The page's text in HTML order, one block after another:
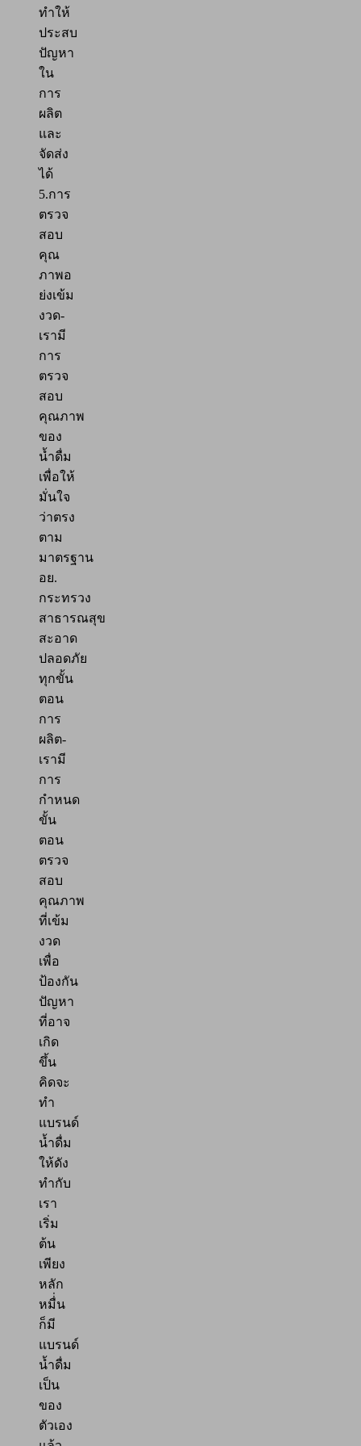
ทำให้
ประสบ
ปัญหา
ใน
การ
ผลิต
และ
จัดส่ง
ได้
5.การ
ตรวจ
สอบ
คุณ
ภาพอ
ย่งเข้ม
งวด-
เรามี
การ
ตรวจ
สอบ
คุณภาพ
ของ
น้ำดื่ม
เพื่อให้
มั่นใจ
ว่าตรง
ตาม
มาตรฐาน
อย.
กระทรวง
สาธารณสุข
สะอาด
ปลอดภัย
ทุกขั้น
ตอน
การ
ผลิต-
เรามี
การ
กำหนด
ขั้น
ตอน
ตรวจ
สอบ
คุณภาพ
ที่เข้ม
งวด
เพื่อ
ป้องกัน
ปัญหา
ที่อาจ
เกิด
ขึ้น
คิดจะ
ทำ
แบรนด์
น้ำดื่ม
ให้ดัง
ทำกับ
เรา
เริ่ม
ต้น
เพียง
หลัก
หมื่่น
ก็มี
แบรนด์
น้ำดื่ม
เป็น
ของ
ตัวเอง